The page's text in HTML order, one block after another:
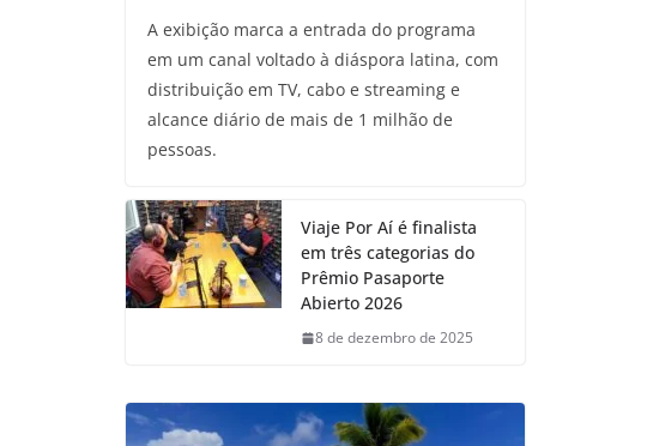
A exibição marca a entrada do programa
em um canal voltado à diáspora latina, com
distribuição em TV, cabo e streaming e
alcance diário de mais de 1 milhão de
pessoas.
Viaje Por Aí é finalista
em três categorias do
Prêmio Pasaporte
Abierto 2026
8 de dezembro de 2025